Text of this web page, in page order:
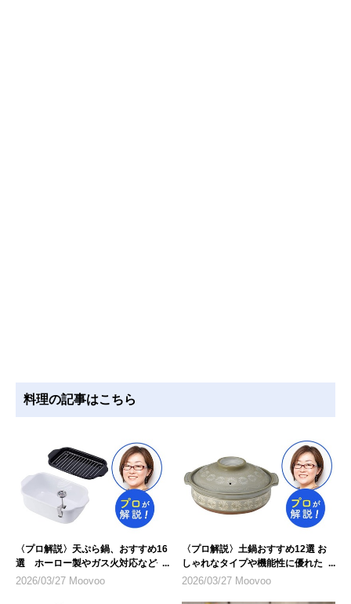
料理の記事はこちら
〈プロ解説〉天ぷら鍋、おすすめ16
選 ホーロー製やガス火対応など仕
様に注目
2026/03/27 Moovoo
〈プロ解説〉土鍋おすすめ12選 お
しゃれなタイプや機能性に優れたも
のを紹介
2026/03/27 Moovoo